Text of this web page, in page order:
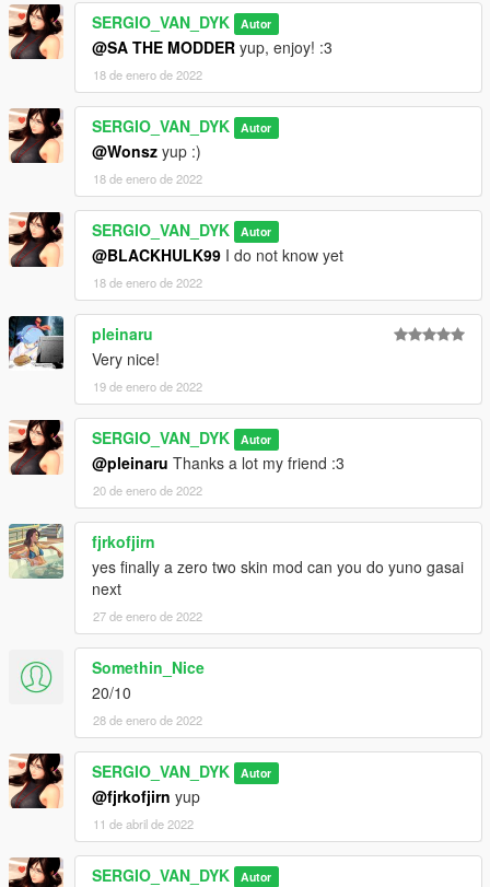
SERGIO_VAN_DYK Autor
@SA THE MODDER yup, enjoy! :3
18 de enero de 2022
SERGIO_VAN_DYK Autor
@Wonsz yup :)
18 de enero de 2022
SERGIO_VAN_DYK Autor
@BLACKHULK99 I do not know yet
18 de enero de 2022
pleinaru
Very nice!
19 de enero de 2022
SERGIO_VAN_DYK Autor
@pleinaru Thanks a lot my friend :3
20 de enero de 2022
fjrkofjirn
yes finally a zero two skin mod can you do yuno gasai
next
27 de enero de 2022
Somethin_Nice
20/10
28 de enero de 2022
SERGIO_VAN_DYK Autor
@fjrkofjirn yup
11 de abril de 2022
SERGIO_VAN_DYK Autor